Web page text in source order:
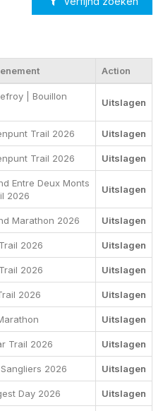
Action
| Bouillon
Uitslagen
Trail 2026 Uitslagen
Trail 2026 Uitslagen
Entre Deux Monts
2026
Uitslagen
Marathon 2026 Uitslagen
2026 Uitslagen
2026 Uitslagen
2026 Uitslagen
Uitslagen
Trail 2026 Uitslagen
2026 Uitslagen
Day 2026 Uitslagen